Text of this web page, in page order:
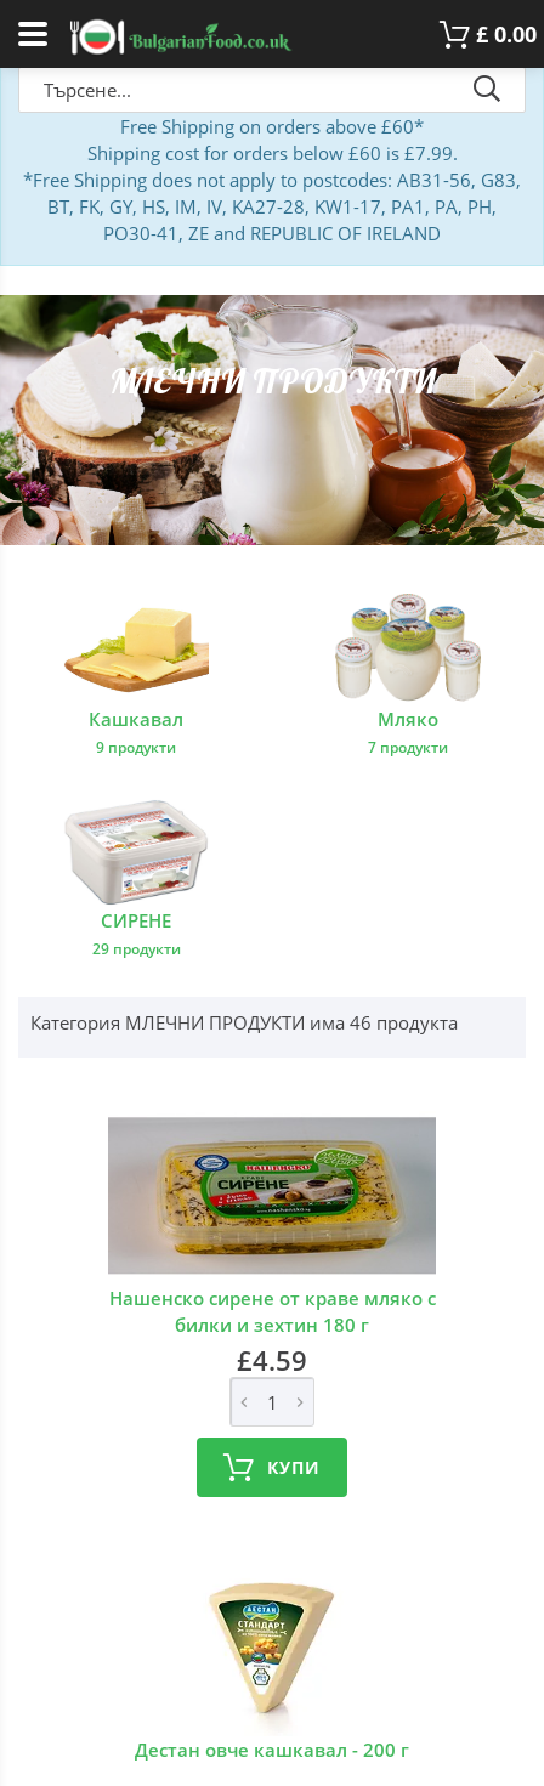
£ 0.00
Free Shipping on orders above £60*
Shipping cost for orders below £60 is £7.99.
*Free Shipping does not apply to postcodes: AB31-56, G83,
BT, FK, GY, HS, IM, IV, KA27-28, KW1-17, PA1, PA, PH,
PO30-41, ZE and REPUBLIC OF IRELAND
МЛЕЧНИ ПРОДУКТИ
Кашкавал
9 продукти
Мляко
7 продукти
СИРЕНЕ
29 продукти
Категория МЛЕЧНИ ПРОДУКТИ има 46 продукта
Нашенско сирене от краве мляко с
билки и зехтин 180 г
£4.59
КУПИ
Дестан овче кашкавал - 200 г